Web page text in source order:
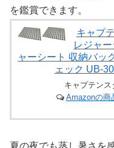
を鑑賞できます。
キャプ
レジャ
ャーシート 収納バッ
ェック UB-
キャプテン
Amazonの商
夏の夜でも蒸し暑さを